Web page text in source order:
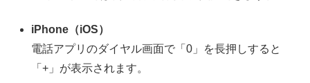
iPhone（iOS）
電話アプリのダイヤル画面で「0」を長押しすると
「+」が表示されます。